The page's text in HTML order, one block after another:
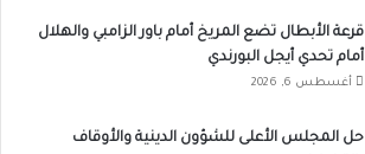
قرعة الأبطال تضع المريخ أمام باور الزامبي والهلال
أمام تحدي أيجل البورندي
أغسطس 6, 2026
حل المجلس الأعلى للشؤون الدينية والأوقاف